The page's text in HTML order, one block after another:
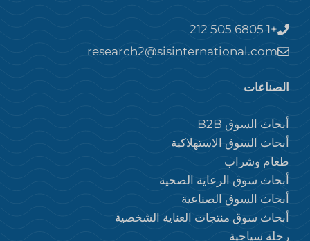
+1 212 505 6805
research2@sisinternational.com
الصناعات
أبحاث السوق B2B
أبحاث السوق الاستهلاكية
طعام وشراب
أبحاث سوق الرعاية الصحية
أبحاث السوق الصناعية
أبحاث سوق منتجات العناية الشخصية
رحلة سياحية